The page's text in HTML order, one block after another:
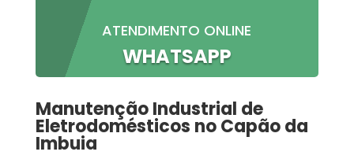
ATENDIMENTO ONLINE
WHATSAPP
Manutenção Industrial de
Eletrodomésticos no Capão da
Imbuia